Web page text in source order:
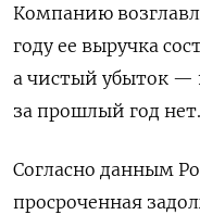
Компанию
году ее выручка
а чистый убыток —
за прошлый год нет.
Согласно данным
просроченная